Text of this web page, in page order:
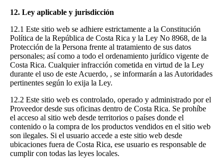
12. Ley aplicable y jurisdicción
12.1 Este sitio web se adhiere estrictamente a la Constitución
Política de la República de Costa Rica y la Ley No 8968, de la
Protección de la Persona frente al tratamiento de sus datos
personales; así como a todo el ordenamiento jurídico vigente de
Costa Rica. Cualquier infracción cometida en virtud de la Ley
durante el uso de este Acuerdo, , se informarán a las Autoridades
pertinentes según lo exija la Ley.
12.2 Este sitio web es controlado, operado y administrado por el
Proveedor desde sus oficinas dentro de Costa Rica. Se prohíbe
el acceso al sitio web desde territorios o países donde el
contenido o la compra de los productos vendidos en el sitio web
son ilegales. Si el usuario accede a este sitio web desde
ubicaciones fuera de Costa Rica, ese usuario es responsable de
cumplir con todas las leyes locales.